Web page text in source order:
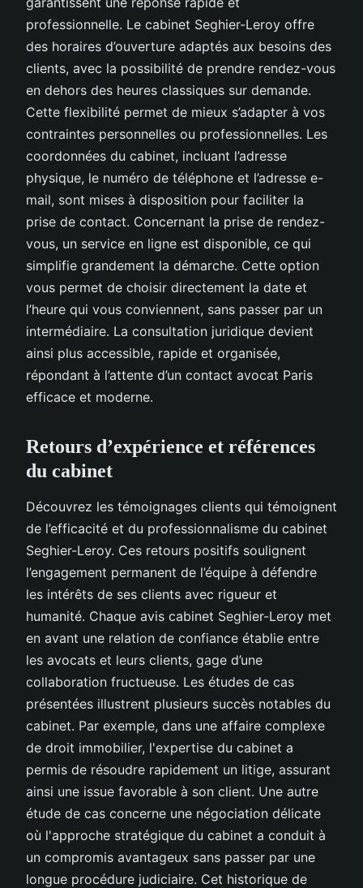
professionnelle. Le cabinet Seghier-Leroy offre
des horaires d’ouverture adaptés aux besoins des
clients, avec la possibilité de prendre rendez-vous
en dehors des heures classiques sur demande.
Cette flexibilité permet de mieux s’adapter à vos
contraintes personnelles ou professionnelles. Les
coordonnées du cabinet, incluant l’adresse
physique, le numéro de téléphone et l’adresse e-
mail, sont mises à disposition pour faciliter la
prise de contact. Concernant la prise de rendez-
vous, un service en ligne est disponible, ce qui
simplifie grandement la démarche. Cette option
vous permet de choisir directement la date et
l’heure qui vous conviennent, sans passer par un
intermédiaire. La consultation juridique devient
ainsi plus accessible, rapide et organisée,
répondant à l’attente d’un contact avocat Paris
efficace et moderne.
Retours d’expérience et références
du cabinet
Découvrez les témoignages clients qui témoignent
de l’efficacité et du professionnalisme du cabinet
Seghier-Leroy. Ces retours positifs soulignent
l’engagement permanent de l’équipe à défendre
les intérêts de ses clients avec rigueur et
humanité. Chaque avis cabinet Seghier-Leroy met
en avant une relation de confiance établie entre
les avocats et leurs clients, gage d’une
collaboration fructueuse. Les études de cas
présentées illustrent plusieurs succès notables du
cabinet. Par exemple, dans une affaire complexe
de droit immobilier, l'expertise du cabinet a
permis de résoudre rapidement un litige, assurant
ainsi une issue favorable à son client. Une autre
étude de cas concerne une négociation délicate
où l'approche stratégique du cabinet a conduit à
un compromis avantageux sans passer par une
longue procédure judiciaire. Cet historique de